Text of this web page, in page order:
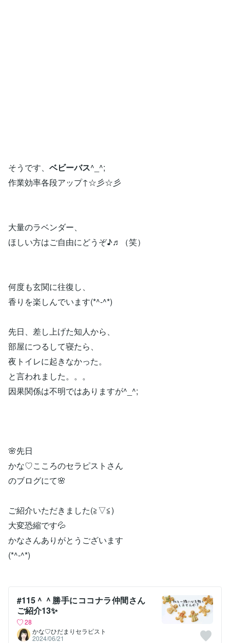
そうです、 ベビーバス^_^;
作業効率各段アップ↑☆彡☆彡
大量のラベンダー、
ほしい方はご自由にどうぞ♪♬（笑）
何度も玄関に往復し、
香りを楽しんでいます(*^-^*)
先日、差し上げた知人から、
部屋につるして寝たら、
夜トイレに起きなかった。
と言われました。。。
因果関係は不明ではありますが^_^;
🌸先日
かな♡こころのセラピストさん
のブログにて🌸
ご紹介いただきました(≧▽≦)
大変恐縮です💦
かなさんありがとうございます
(*^-^*)
#115＾＾勝手にココナラ仲間さん
ご紹介13✨
28
かな♡ひだまりセラピスト
2024/06/21